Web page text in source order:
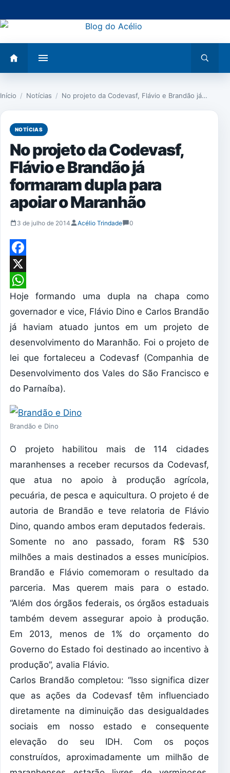
para
conteúdo
menu
busca
Início / Notícias / No projeto da Codevasf, Flávio e Brandão já…
NOTÍCIAS
No projeto da Codevasf,
Flávio e Brandão já
formaram dupla para
apoiar o Maranhão
3 de julho de 2014 Acélio Trindade 0
Facebook
X
WhatsApp
Hoje formando uma dupla na chapa como
governador e vice, Flávio Dino e Carlos Brandão
já haviam atuado juntos em um projeto de
desenvolvimento do Maranhão. Foi o projeto de
lei que fortaleceu a Codevasf (Companhia de
Desenvolvimento dos Vales do São Francisco e
do Parnaíba).
Brandão e Dino
O projeto habilitou mais de 114 cidades
maranhenses a receber recursos da Codevasf,
que atua no apoio à produção agrícola,
pecuária, de pesca e aquicultura. O projeto é de
autoria de Brandão e teve relatoria de Flávio
Dino, quando ambos eram deputados federais.
Somente no ano passado, foram R$ 530
milhões a mais destinados a esses municípios.
Brandão e Flávio comemoram o resultado da
parceria. Mas querem mais para o estado.
“Além dos órgãos federais, os órgãos estaduais
também devem assegurar apoio à produção.
Em 2013, menos de 1% do orçamento do
Governo do Estado foi destinado ao incentivo à
produção”, avalia Flávio.
Carlos Brandão completou: “Isso significa dizer
que as ações da Codevasf têm influenciado
diretamente na diminuição das desigualdades
sociais em nosso estado e consequente
elevação do seu IDH. Com os poços
construídos, aproximadamente um milhão de